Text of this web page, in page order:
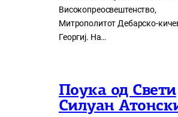
Високопреосвештенство,
Митрополитот Дебарско-
Георгиј. На…
Поука од Свети
Силуан